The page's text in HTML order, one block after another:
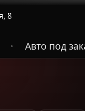
8
• Авто под